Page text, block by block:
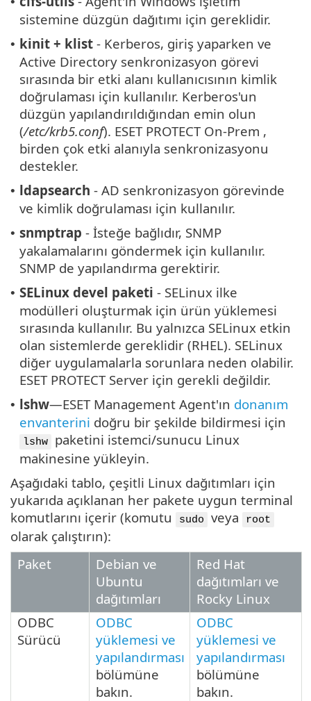
sistemine düzgün dağıtımı için gereklidir.
• kinit + klist - Kerberos, giriş yaparken ve
Active Directory senkronizasyon görevi
sırasında bir etki alanı kullanıcısının kimlik
doğrulaması için kullanılır. Kerberos'un
düzgün yapılandırıldığından emin olun
(/etc/krb5.conf). ESET PROTECT On-Prem ,
birden çok etki alanıyla senkronizasyonu
destekler.
• ldapsearch - AD senkronizasyon görevinde
ve kimlik doğrulaması için kullanılır.
• snmptrap - İsteğe bağlıdır, SNMP
yakalamalarını göndermek için kullanılır.
SNMP de yapılandırma gerektirir.
• SELinux devel paketi - SELinux ilke
modülleri oluşturmak için ürün yüklemesi
sırasında kullanılır. Bu yalnızca SELinux etkin
olan sistemlerde gereklidir (RHEL). SELinux
diğer uygulamalarla sorunlara neden olabilir.
ESET PROTECT Server için gerekli değildir.
• lshw—ESET Management Agent'ın donanım
envanterini doğru bir şekilde bildirmesi için
lshw
paketini istemci/sunucu Linux
makinesine yükleyin.
Aşağıdaki tablo, çeşitli Linux dağıtımları için
yukarıda açıklanan her pakete uygun terminal
komutlarını içerir (komutu
sudo veya root
olarak çalıştırın):
Paket
Debian ve
Ubuntu
dağıtımları
Red Hat
dağıtımları ve
Rocky Linux
ODBC
Sürücü
ODBC
yüklemesi ve
yapılandırması
bölümüne
bakın.
ODBC
yüklemesi ve
yapılandırması
bölümüne
bakın.